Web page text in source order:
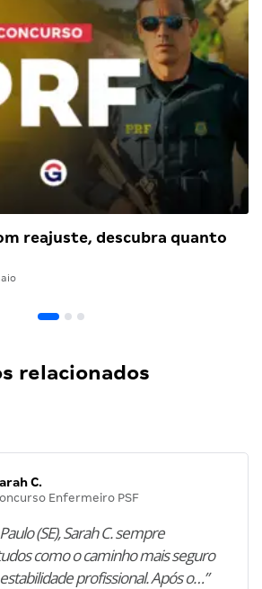
reajuste, descubra quanto
relacionados
C.
Enfermeiro PSF
(SE), Sarah C. sempre
como o caminho mais seguro
profissional. Após o…”